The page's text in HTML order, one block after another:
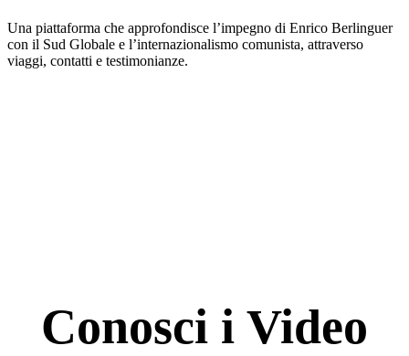
Una piattaforma che approfondisce l’impegno di Enrico Berlinguer
con il Sud Globale e l’internazionalismo comunista, attraverso
viaggi, contatti e testimonianze.
Conosci i Video